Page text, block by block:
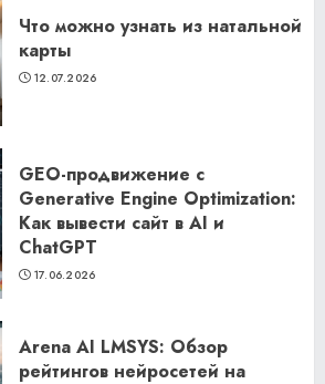
Что можно узнать из натальной
карты
12.07.2026
GEO-продвижение с
Generative Engine Optimization:
Как вывести сайт в AI и
ChatGPT
17.06.2026
Arena AI LMSYS: Обзор
рейтингов нейросетей на